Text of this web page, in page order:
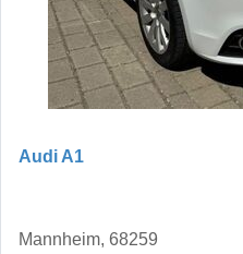
Audi A1
Mannheim, 68259